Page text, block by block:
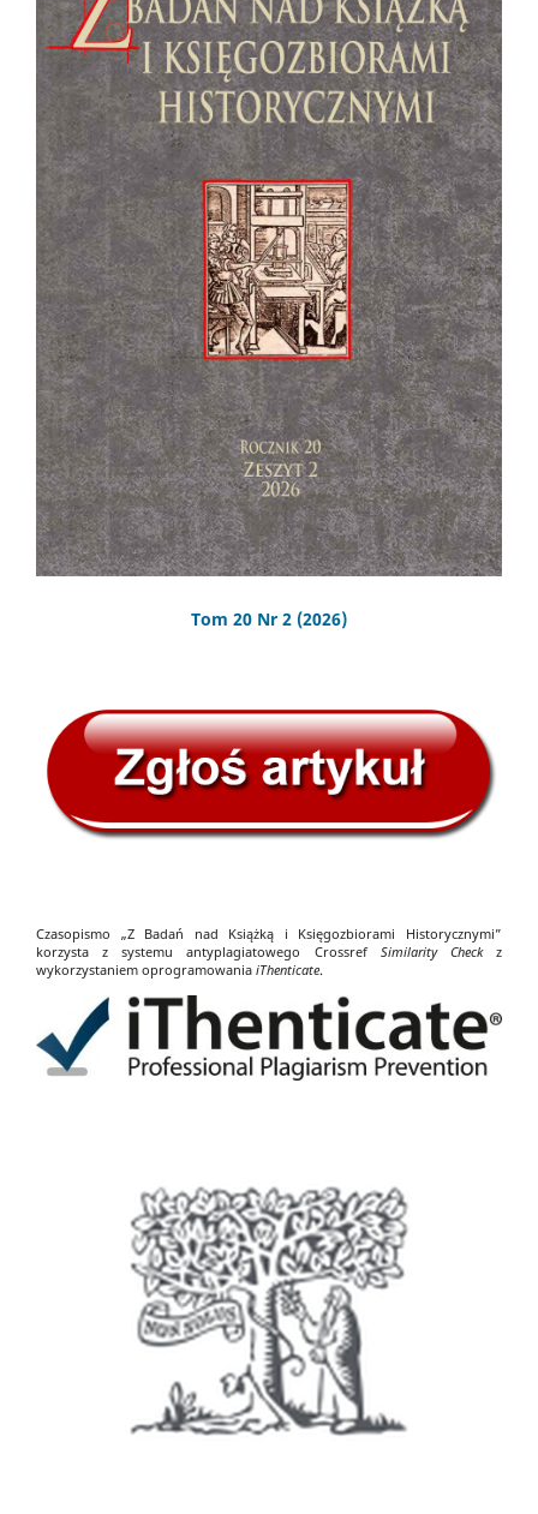
Tom 20 Nr 2 (2026)
Czasopismo „Z Badań nad Książką i Księgozbiorami Historycznymi”
korzysta z systemu antyplagiatowego Crossref Similarity Checkz
wykorzystaniem oprogramowania iThenticate.